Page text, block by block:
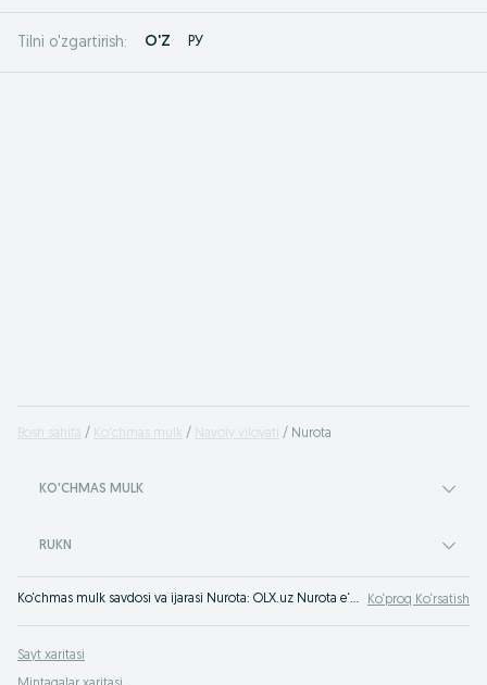
Tilni o'zgartirish: O'Z РУ
Bosh sahifa Ko'chmas mulk Navoiy viloyati Nurota
KO'CHMAS MULK
RUKN
Ko‘chmas mulk savdosi va ijarasi Nurota: OLX.uz Nurota e‘lonlar taxtasida ko‘chmas mulkni foydali sotish yoki sotib olish mumkin! OLX.uz uy-joy sotib olish haqida hamma narsani biladi! Ko‘proq Ko‘rsatish
Sayt xaritasi